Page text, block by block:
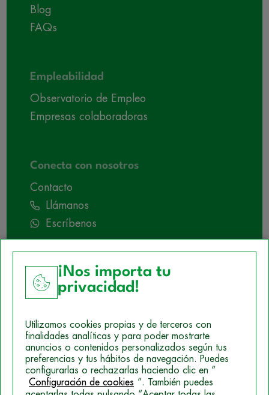
Blog
FAQs
Empleabilidad
Observatorio de Empleo
Empresas colaboradoras
Conecta con nosotros
Contacto
Llámanos
Escríbenos
Aviso Legal
¡Nos importa tu
privacidad!
Utilizamos cookies propias y de terceros con
finalidades analíticas y para poder mostrarte
anuncios o contenidos personalizados según tus
preferencias y tus hábitos de navegación. Puedes
configurarlas o rechazarlas haciendo clic en “
Configuración de cookies ”. También puedes